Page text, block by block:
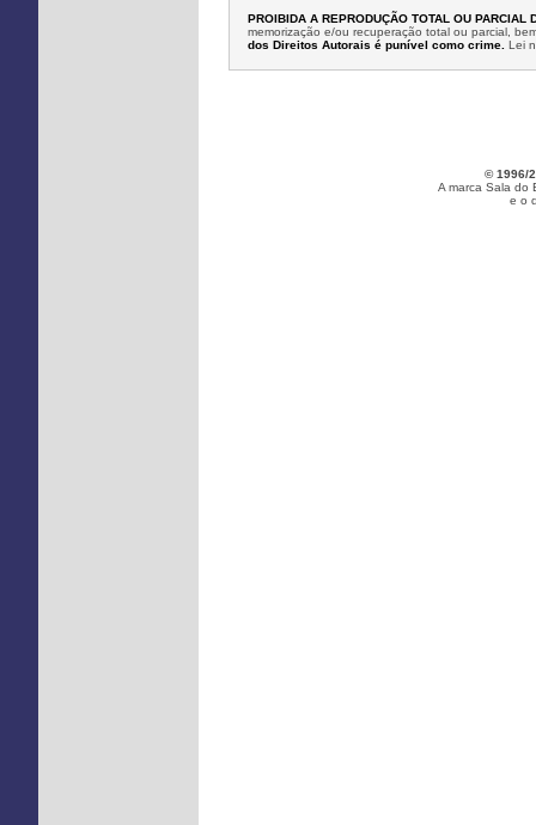
PROIBIDA A REPRODUÇÃO TOTAL OU PARCIAL
memorização e/ou recuperação total ou parcial,
dos Direitos Autorais é punível como crime. Lei
© 1996/
A marca Sala do
e o